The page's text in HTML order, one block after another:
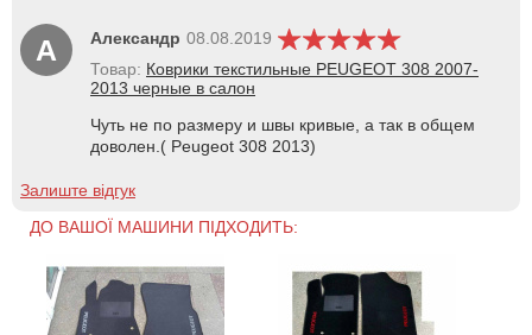
А Александр 08.08.2019
Товар: Коврики текстильные PEUGEOT 308 2007-
2013 черные в салон
Чуть не по размеру и швы кривые, а так в общем
доволен.( Peugeot 308 2013)
Залиште відгук
ДО ВАШОЇ МАШИНИ ПІДХОДИТЬ: